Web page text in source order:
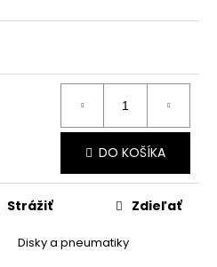
DO KOŠÍKA
Disky a pneumatiky
Strážiť Zdieľať